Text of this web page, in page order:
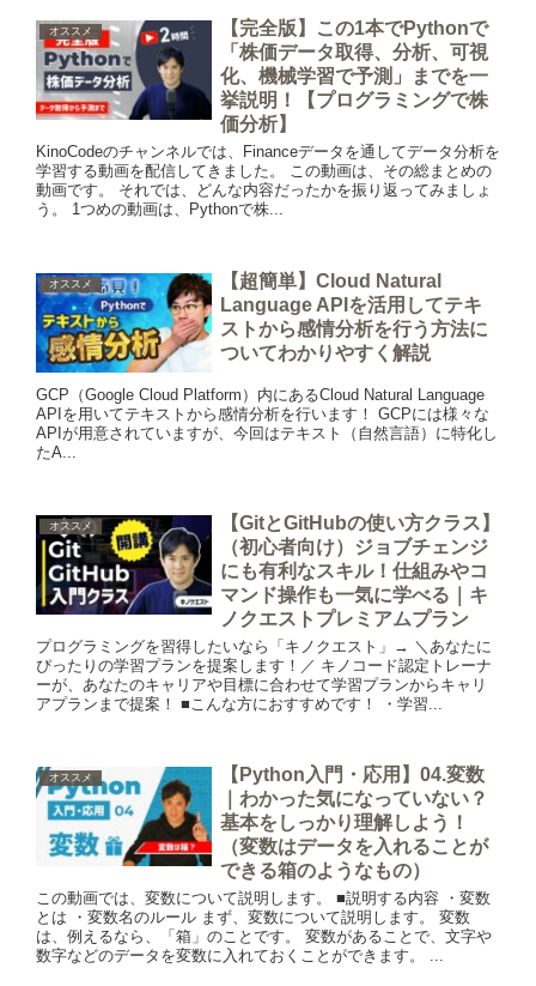
オススメ
【完全版】この1本でPythonで
「株価データ取得、分析、可視
化、機械学習で予測」までを一
挙説明！【プログラミングで株
価分析】
KinoCodeのチャンネルでは、Financeデータを通してデータ分析を
学習する動画を配信してきました。 この動画は、その総まとめの
動画です。 それでは、どんな内容だったかを振り返ってみましょ
う。 1つめの動画は、Pythonで株...
オススメ
【超簡単】Cloud Natural
Language APIを活用してテキ
ストから感情分析を行う方法に
ついてわかりやすく解説
GCP（Google Cloud Platform）内にあるCloud Natural Language
APIを用いてテキストから感情分析を行います！ GCPには様々な
APIが用意されていますが、今回はテキスト（自然言語）に特化し
たA...
オススメ
【GitとGitHubの使い方クラス】
（初心者向け）ジョブチェンジ
にも有利なスキル！仕組みやコ
マンド操作も一気に学べる｜キ
ノクエストプレミアムプラン
プログラミングを習得したいなら「キノクエスト」→ ＼あなたに
ぴったりの学習プランを提案します！／ キノコード認定トレーナ
ーが、あなたのキャリアや目標に合わせて学習プランからキャリ
アプランまで提案！ ■こんな方におすすめです！ ・学習...
オススメ
【Python入門・応用】04.変数
｜わかった気になっていない？
基本をしっかり理解しよう！
（変数はデータを入れることが
できる箱のようなもの）
この動画では、変数について説明します。 ■説明する内容 ・変数
とは ・変数名のルール まず、変数について説明します。 変数
は、例えるなら、「箱」のことです。 変数があることで、文字や
数字などのデータを変数に入れておくことができます。 ...